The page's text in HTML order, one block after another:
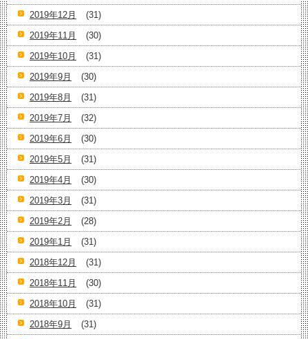
2019年12月
(31)
2019年11月
(30)
2019年10月
(31)
2019年9月
(30)
2019年8月
(31)
2019年7月
(32)
2019年6月
(30)
2019年5月
(31)
2019年4月
(30)
2019年3月
(31)
2019年2月
(28)
2019年1月
(31)
2018年12月
(31)
2018年11月
(30)
2018年10月
(31)
2018年9月
(31)